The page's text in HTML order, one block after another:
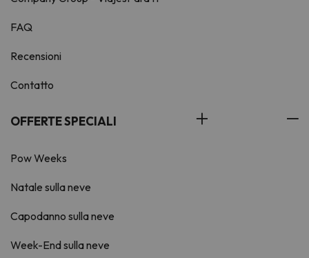
FAQ
Recensioni
Contatto
OFFERTE SPECIALI
Pow Weeks
Natale sulla neve
Capodanno sulla neve
Week-End sulla neve